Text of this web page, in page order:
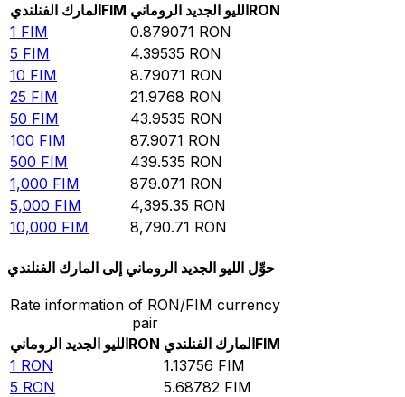
المارك الفنلنديFIM الليو الجديد الرومانيRON
1 FIM 0.879071 RON
5 FIM 4.39535 RON
10 FIM 8.79071 RON
25 FIM 21.9768 RON
50 FIM 43.9535 RON
100 FIM 87.9071 RON
500 FIM 439.535 RON
1,000 FIM 879.071 RON
5,000 FIM 4,395.35 RON
10,000 FIM 8,790.71 RON
حوِّل الليو الجديد الروماني إلى المارك الفنلندي
Rate information of RON/FIM currency
pair
الليو الجديد الرومانيRON المارك الفنلنديFIM
1 RON 1.13756 FIM
5 RON 5.68782 FIM